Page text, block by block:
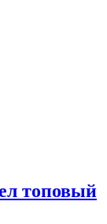
топовый